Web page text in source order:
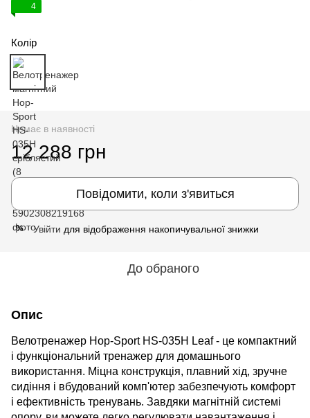
4
Колір
Немає в наявності
12 288 грн
Повідомити, коли з'явиться
% Увійти для відображення накопичувальної знижки
До обраного
Опис
Велотренажер Hop-Sport HS-035H Leaf - це компактний
і функціональний тренажер для домашнього
використання. Міцна конструкція, плавний хід, зручне
сидіння і вбудований комп'ютер забезпечують комфорт
і ефективність тренувань. Завдяки магнітній системі